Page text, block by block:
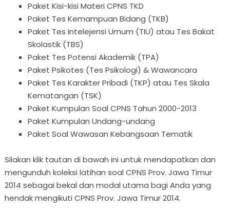
Paket Kisi-kisi Materi CPNS TKD
Paket Tes Kemampuan Bidang (TKB)
Paket Tes Intelejensi Umum (TIU) atau Tes Bakat
Skolastik (TBS)
Paket Tes Potensi Akademik (TPA)
Paket Psikotes (Tes Psikologi) & Wawancara
Paket Tes Karakter Pribadi (TKP) atau Tes Skala
Kematangan (TSK)
Paket Kumpulan Soal CPNS Tahun 2000-2013
Paket Kumpulan Undang-undang
Paket Soal Wawasan Kebangsaan Tematik
Silakan klik tautan di bawah ini untuk mendapatkan dan
mengunduh koleksi latihan soal CPNS Prov. Jawa Timur
2014 sebagai bekal dan modal utama bagi Anda yang
hendak mengikuti CPNS Prov. Jawa Timur 2014.